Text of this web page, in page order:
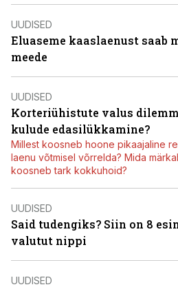
UUDISED
Eluaseme kaaslaenust saab
meede
UUDISED
Korteriühistute valus
kulude edasilükkamine?
Millest koosneb hoone pikaajaline
laenu võtmisel võrrelda? Mida
koosneb tark kokkuhoid?
UUDISED
Said tudengiks? Siin on 8
valutut nippi
UUDISED